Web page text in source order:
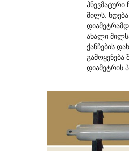
პნევმატური
მილს.
ახალი
ქანჩების
დიამეტრის